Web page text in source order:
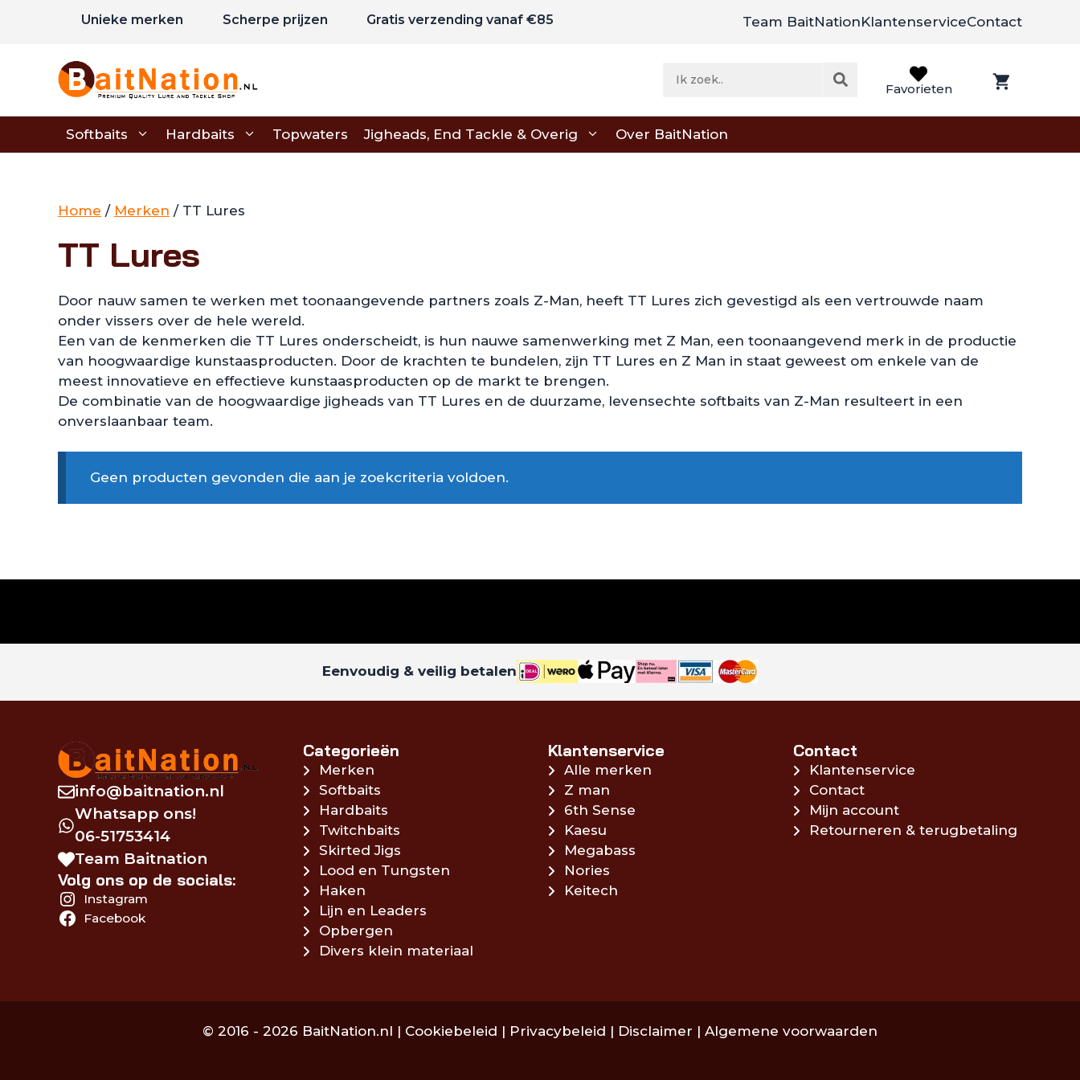
Unieke merken Scherpe prijzen Gratis verzending vanaf €85 Team BaitNationKlantenserviceContact
Favorieten
Softbaits Hardbaits Topwaters Jigheads, End Tackle & Overig Over BaitNation
Home / Merken / TT Lures
TT Lures
Door nauw samen te werken met toonaangevende partners zoals Z-Man, heeft TT Lures zich gevestigd als een vertrouwde naam
onder vissers over de hele wereld.
Een van de kenmerken die TT Lures onderscheidt, is hun nauwe samenwerking met Z Man, een toonaangevend merk in de productie
van hoogwaardige kunstaasproducten. Door de krachten te bundelen, zijn TT Lures en Z Man in staat geweest om enkele van de
meest innovatieve en effectieve kunstaasproducten op de markt te brengen.
De combinatie van de hoogwaardige jigheads van TT Lures en de duurzame, levensechte softbaits van Z-Man resulteert in een
onverslaanbaar team.
Geen producten gevonden die aan je zoekcriteria voldoen.
Eenvoudig & veilig betalen
info@baitnation.nl
Whatsapp ons!
06-51753414
Team Baitnation
Volg ons op de socials:
Instagram
Facebook
Categorieën
Merken
Softbaits
Hardbaits
Twitchbaits
Skirted Jigs
Lood en Tungsten
Haken
Lijn en Leaders
Opbergen
Divers klein materiaal
Klantenservice
Alle merken
Z man
6th Sense
Kaesu
Megabass
Nories
Keitech
Contact
Klantenservice
Contact
Mijn account
Retourneren & terugbetaling
© 2016 - 2026 BaitNation.nl | Cookiebeleid | Privacybeleid | Disclaimer | Algemene voorwaarden